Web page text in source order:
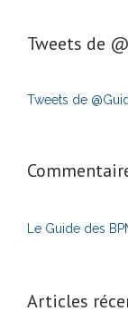
Tweets de
Tweets de
Le Guide des
Articles